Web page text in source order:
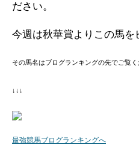
ださい。
今週は秋華賞よりこの馬を
その馬名はブログランキングの先でご覧く
↓↓↓
最強競馬ブログランキングへ